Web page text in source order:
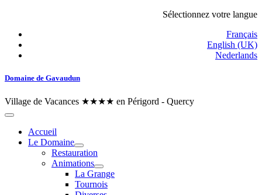
Sélectionnez votre langue
Français
English (UK)
Nederlands
Domaine de Gavaudun
Village de Vacances ★★★★ en Périgord - Quercy
Accueil
Le Domaine
Restauration
Animations
La Grange
Tournois